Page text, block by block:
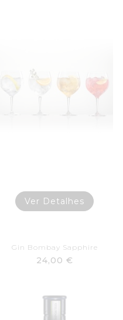
Ver Detalhes
Gin Bombay Sapphire
24,00 €